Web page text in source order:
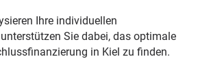
Ihre individuellen
Sie dabei, das optimale
in Kiel zu finden.